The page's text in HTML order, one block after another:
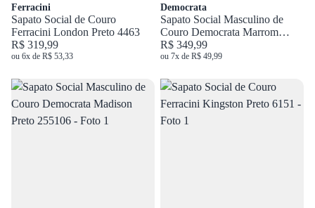
Ferracini
Sapato Social de Couro
Ferracini London Preto 4463
R$ 319,99
ou 6x de R$ 53,33
Democrata
Sapato Social Masculino de
Couro Democrata Marrom
272102
R$ 349,99
ou 7x de R$ 49,99